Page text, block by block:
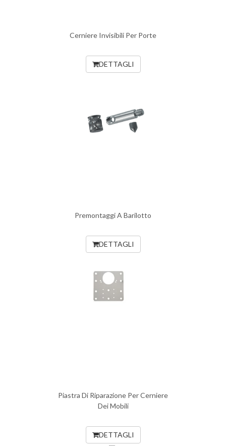
Cerniere Invisibili Per Porte
DETTAGLI
Premontaggi A Barilotto
DETTAGLI
Piastra Di Riparazione Per Cerniere
Dei Mobili
DETTAGLI